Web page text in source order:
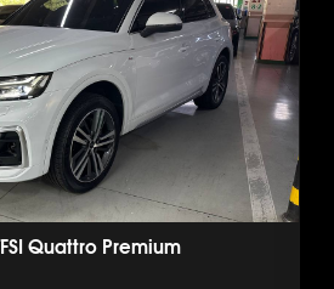
Quattro Premium